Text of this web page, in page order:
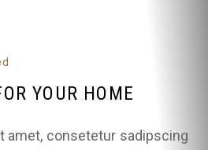
YOUR HOME
amet, consetetur sadipscing